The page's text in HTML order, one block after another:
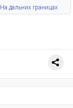
На дальних границах